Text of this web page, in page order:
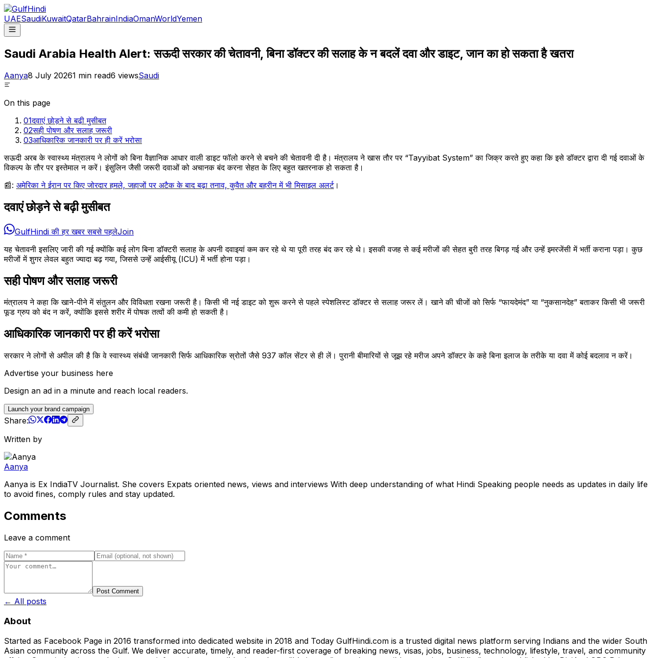
UAESaudiKuwaitQatarBahrainIndiaOmanWorldYemen
Saudi Arabia Health Alert: सऊदी सरकार की चेतावनी, बिना डॉक्टर की सलाह के न बदलें दवा और डाइट, जान का हो सकता है खतरा
Aanya8 July 20261 min read6 viewsSaudi
On this page
01दवाएं छोड़ने से बढ़ी मुसीबत
02सही पोषण और सलाह जरूरी
03आधिकारिक जानकारी पर ही करें भरोसा
सऊदी अरब के स्वास्थ्य मंत्रालय ने लोगों को बिना वैज्ञानिक आधार वाली डाइट फॉलो करने से बचने की चेतावनी दी है। मंत्रालय ने खास तौर पर “Tayyibat System” का जिक्र करते हुए कहा कि इसे डॉक्टर द्वारा दी गई दवाओं के
विकल्प के तौर पर इस्तेमाल न करें। इंसुलिन जैसी जरूरी दवाओं को अचानक बंद करना सेहत के लिए बहुत खतरनाक हो सकता है।
📰: अमेरिका ने ईरान पर किए जोरदार हमले, जहाजों पर अटैक के बाद बढ़ा तनाव, कुवैत और बहरीन में भी मिसाइल अलर्ट।
दवाएं छोड़ने से बढ़ी मुसीबत
GulfHindi की हर खबर सबसे पहलेJoin
यह चेतावनी इसलिए जारी की गई क्योंकि कई लोग बिना डॉक्टरी सलाह के अपनी दवाइयां कम कर रहे थे या पूरी तरह बंद कर रहे थे। इसकी वजह से कई मरीजों की सेहत बुरी तरह बिगड़ गई और उन्हें इमरजेंसी में भर्ती कराना पड़ा। कुछ
मरीजों में शुगर लेवल बहुत ज्यादा बढ़ गया, जिससे उन्हें आईसीयू (ICU) में भर्ती होना पड़ा।
सही पोषण और सलाह जरूरी
मंत्रालय ने कहा कि खाने-पीने में संतुलन और विविधता रखना जरूरी है। किसी भी नई डाइट को शुरू करने से पहले स्पेशलिस्ट डॉक्टर से सलाह जरूर लें। खाने की चीजों को सिर्फ “फायदेमंद” या “नुकसानदेह” बताकर किसी भी जरूरी
फूड ग्रुप को बंद न करें, क्योंकि इससे शरीर में पोषक तत्वों की कमी हो सकती है।
आधिकारिक जानकारी पर ही करें भरोसा
सरकार ने लोगों से अपील की है कि वे स्वास्थ्य संबंधी जानकारी सिर्फ आधिकारिक स्रोतों जैसे 937 कॉल सेंटर से ही लें। पुरानी बीमारियों से जूझ रहे मरीज अपने डॉक्टर के कहे बिना इलाज के तरीके या दवा में कोई बदलाव न करें।
Advertise your business here
Design an ad in a minute and reach local readers.
Launch your brand campaign
Share:
Written by
Aanya
Aanya is Ex IndiaTV Journalist. She covers Expats oriented news, views and interviews With deep understanding of what Hindi Speaking people needs as updates in daily life
to avoid fines, comply rules and stay updated.
Comments
Leave a comment
Post Comment
← All posts
About
Started as Facebook Page in 2016 transformed into dedicated website in 2018 and Today GulfHindi.com is a trusted digital news platform serving Indians and the wider South
Asian community across the Gulf. We deliver accurate, timely, and reader-first coverage of breaking news, visas, jobs, business, technology, lifestyle, travel, and community